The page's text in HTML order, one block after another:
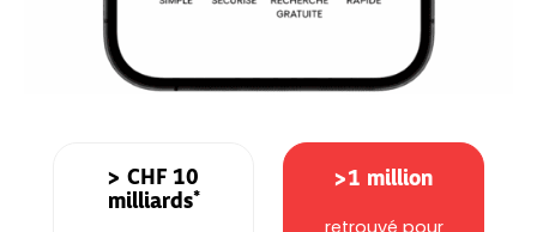
> CHF 10
milliards*
>1 million